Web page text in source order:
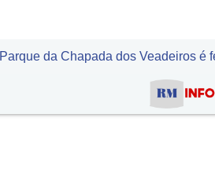
Parque da Chapada dos Veadeiros é